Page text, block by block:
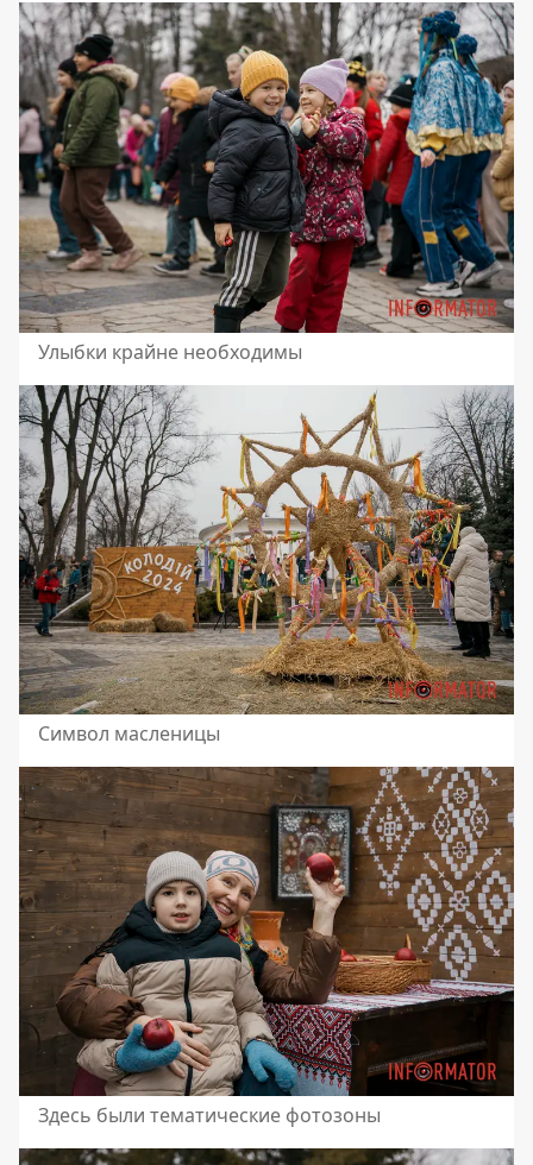
Улыбки крайне необходимы
Символ масленицы
Здесь были тематические фотозоны